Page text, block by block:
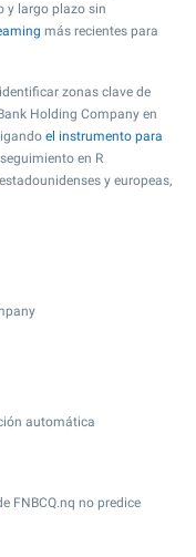
y largo plazo sin
más recientes para
zonas clave de
Holding Company en
el instrumento para
en R
y europeas,
automática
FNBCQ.nq no predice